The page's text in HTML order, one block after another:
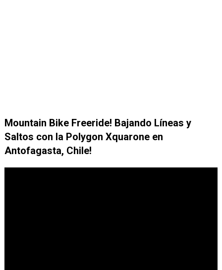
Mountain Bike Freeride! Bajando Líneas y
Saltos con la Polygon Xquarone en
Antofagasta, Chile!